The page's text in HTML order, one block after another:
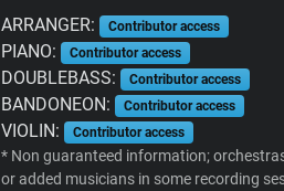
ARRANGER: Contributor access
PIANO: Contributor access
DOUBLEBASS: Contributor access
BANDONEON: Contributor access
VIOLIN: Contributor access
* Non guaranteed information;
or added musicians in some recording